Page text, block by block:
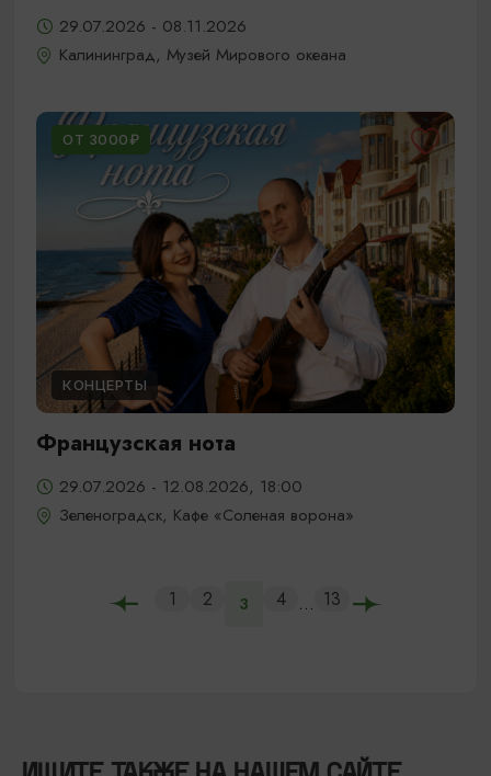
29.07.2026 - 08.11.2026
Калининград, Музей Мирового океана
ОТ 3000₽
КОНЦЕРТЫ
Французская нота
29.07.2026 - 12.08.2026, 18:00
Зеленоградск, Кафе «Соленая ворона»
1 2 3 4 ... 13